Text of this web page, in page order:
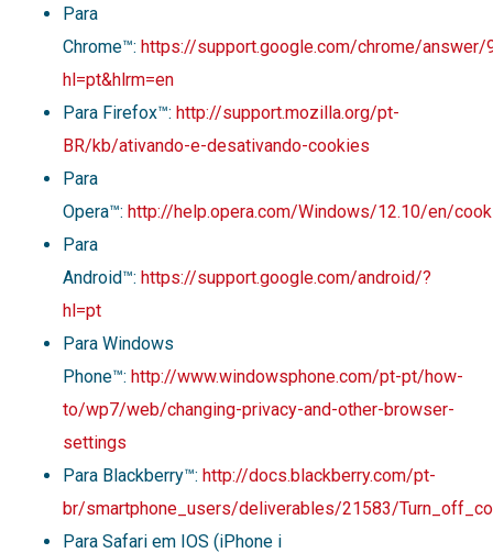
Para
Chrome™: https://support.google.com/chrome/answer/
hl=pt&hlrm=en
Para Firefox™: http://support.mozilla.org/pt-
BR/kb/ativando-e-desativando-cookies
Para
Opera™: http://help.opera.com/Windows/12.10/en/
Para
Android™: https://support.google.com/android/?
hl=pt
Para Windows
Phone™: http://www.windowsphone.com/pt-pt/how-
to/wp7/web/changing-privacy-and-other-browser-
settings
Para Blackberry™: http://docs.blackberry.com/pt-
br/smartphone_users/deliverables/21583/
Para Safari em IOS (iPhone i